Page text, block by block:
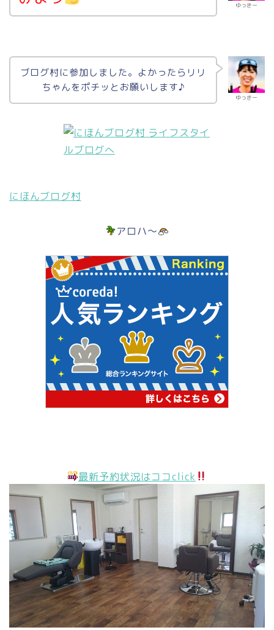
ゆっきー
ゆっきー
ブログ村に参加しました。よかったらリリ
ちゃんをポチッとお願いします♪
にほんブログ村
アロハ～
最新予約状況はココclick